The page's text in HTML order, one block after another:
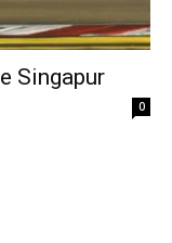
Singapur
0